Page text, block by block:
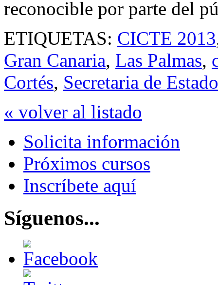
reconocible por parte del
ETIQUETAS: CICTE 2013
Gran Canaria, Las Palmas,
Cortés, Secretaria de
« volver al listado
Solicita información
Próximos cursos
Inscríbete aquí
Síguenos...